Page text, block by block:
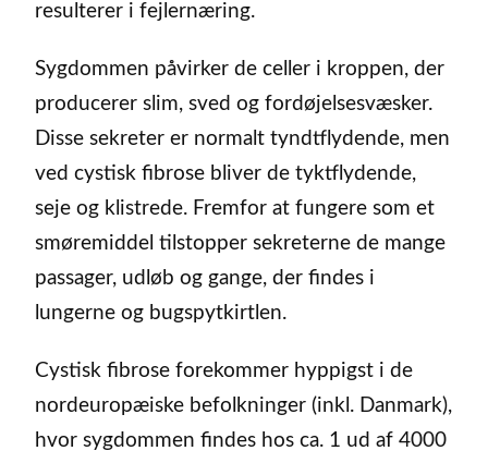
resulterer i fejlernæring.
Sygdommen påvirker de celler i kroppen, der
producerer slim, sved og fordøjelsesvæsker.
Disse sekreter er normalt tyndtflydende, men
ved cystisk fibrose bliver de tyktflydende,
seje og klistrede. Fremfor at fungere som et
smøremiddel tilstopper sekreterne de mange
passager, udløb og gange, der findes i
lungerne og bugspytkirtlen.
Cystisk fibrose forekommer hyppigst i de
nordeuropæiske befolkninger (inkl. Danmark),
hvor sygdommen findes hos ca. 1 ud af 4000